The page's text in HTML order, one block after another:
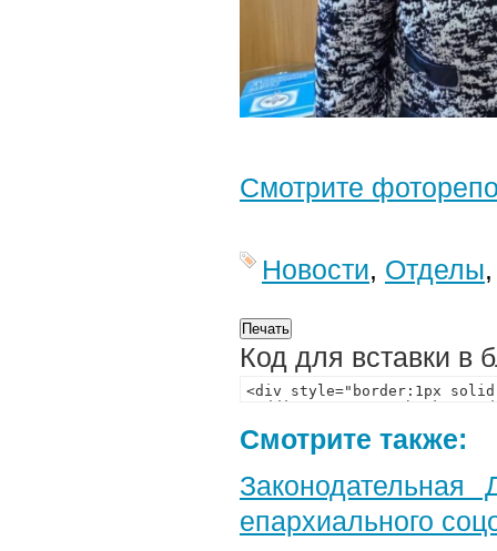
Смотрите
Новости, Отделы
Код для вставки в
Смотрите также:
епархиального